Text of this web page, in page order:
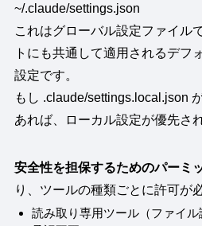
~/.claude/settings.json
これはグローバル設定ファイル
トにも共通して適用されるデフ
設定です。
もし .claude/settings.local.json
あれば、ローカル設定が優先さ
安全性を担保するためのパーミ
り、ツールの種類ごとに許可が
読み取り専用ツール（ファイル